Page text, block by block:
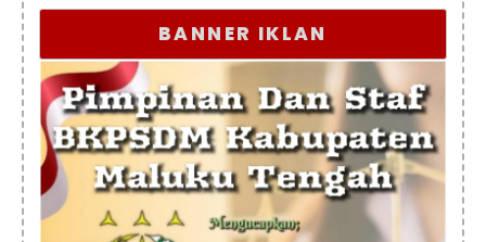
BANNER IKLAN